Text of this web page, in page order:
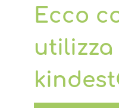
Ecco
utilizza